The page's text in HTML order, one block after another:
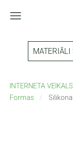
INTERNETA VEIKALS
Formas